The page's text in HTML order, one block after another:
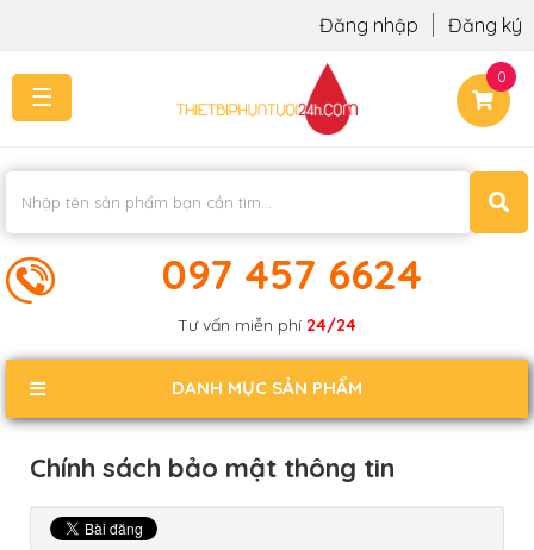
Đăng nhập Đăng ký
097 457 6624
Tư vấn miễn phí 24/24
DANH MỤC SẢN PHẨM
0
-
LẮP
HỒI
LIÊN
☰
Chính sách bảo mật thông tin